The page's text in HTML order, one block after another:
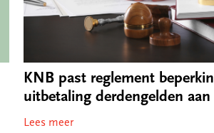
KNB past reglement
uitbetaling derdengelden aan
Lees meer